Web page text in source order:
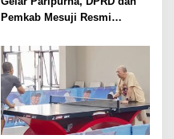
Pemkab Mesuji Resmi
Pertanggungjawaban APBD
2025